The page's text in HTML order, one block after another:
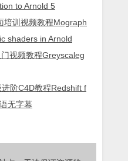
to Arnold 5
培训视频教程Mograph
shaders in Arnold
视频教程Greyscaleg
阶C4D教程Redshift f
无字幕